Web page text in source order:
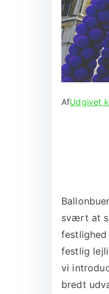
AfUdgivet
svært at
festlig
vi
bredt